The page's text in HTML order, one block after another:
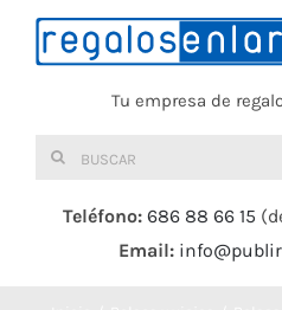
Saltar
Tu empresa de
Buscar:
Teléfono: 686 88 66 15
Email: